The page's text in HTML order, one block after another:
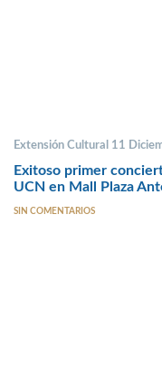
Extensión Cultural 11
Exitoso primer
UCN en Mall Plaza
SIN COMENTARIOS